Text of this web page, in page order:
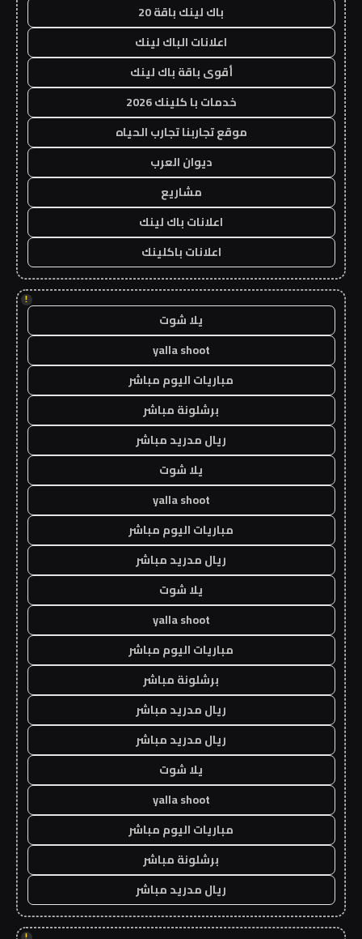
باك لينك باقة 20
اعلانات الباك لينك
أقوى باقة باك لينك
خدمات با كلينك 2026
موقع تجاربنا تجارب الحياه
ديوان العرب
مشاريع
اعلانات باك لينك
اعلانات باكلينك
!
يلا شوت
yalla shoot
مباريات اليوم مباشر
برشلونة مباشر
ريال مدريد مباشر
يلا شوت
yalla shoot
مباريات اليوم مباشر
ريال مدريد مباشر
يلا شوت
yalla shoot
مباريات اليوم مباشر
برشلونة مباشر
ريال مدريد مباشر
ريال مدريد مباشر
يلا شوت
yalla shoot
مباريات اليوم مباشر
برشلونة مباشر
ريال مدريد مباشر